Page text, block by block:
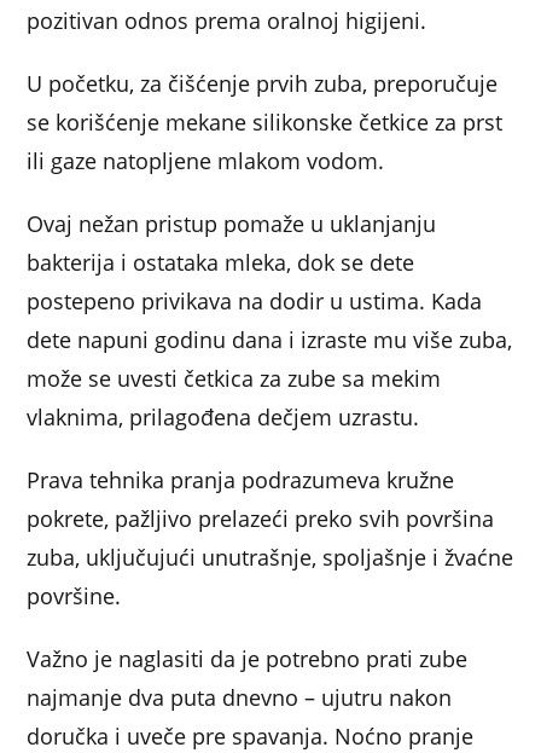
pozitivan odnos prema oralnoj higijeni.
U početku, za čišćenje prvih zuba, preporučuje
se korišćenje mekane silikonske četkice za prst
ili gaze natopljene mlakom vodom.
Ovaj nežan pristup pomaže u uklanjanju
bakterija i ostataka mleka, dok se dete
postepeno privikava na dodir u ustima. Kada
dete napuni godinu dana i izraste mu više zuba,
može se uvesti četkica za zube sa mekim
vlaknima, prilagođena dečjem uzrastu.
Prava tehnika pranja podrazumeva kružne
pokrete, pažljivo prelazeći preko svih površina
zuba, uključujući unutrašnje, spoljašnje i žvaćne
površine.
Važno je naglasiti da je potrebno prati zube
najmanje dva puta dnevno – ujutru nakon
doručka i uveče pre spavanja. Noćno pranje